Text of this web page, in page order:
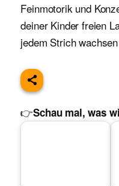
Feinmotorik und
deiner Kinder freien
jedem Strich
👉Schau mal, was